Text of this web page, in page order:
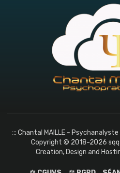
::: Chantal MAILLE - Psychanalyste
Copyright © 2018-2026 sqq
Creation, Design and